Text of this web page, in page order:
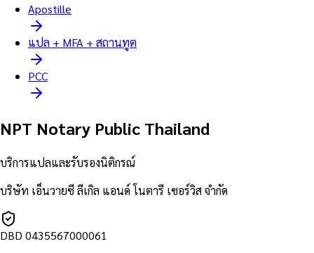
Apostille
แปล + MFA + สถานทูต
PCC
NPT Notary Public Thailand
บริการแปลและรับรองนิติกรณ์
บริษัท เอ็นวายซี ลีเกิล แอนด์ โนตารี เซอร์วิส จำกัด
DBD 0435567000061